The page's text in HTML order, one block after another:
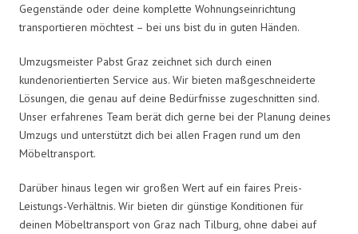
Gegenstände oder deine komplette Wohnungseinrichtung
transportieren möchtest – bei uns bist du in guten Händen.
Umzugsmeister Pabst Graz zeichnet sich durch einen
kundenorientierten Service aus. Wir bieten maßgeschneiderte
Lösungen, die genau auf deine Bedürfnisse zugeschnitten sind.
Unser erfahrenes Team berät dich gerne bei der Planung deines
Umzugs und unterstützt dich bei allen Fragen rund um den
Möbeltransport.
Darüber hinaus legen wir großen Wert auf ein faires Preis-
Leistungs-Verhältnis. Wir bieten dir günstige Konditionen für
deinen Möbeltransport von Graz nach Tilburg, ohne dabei auf